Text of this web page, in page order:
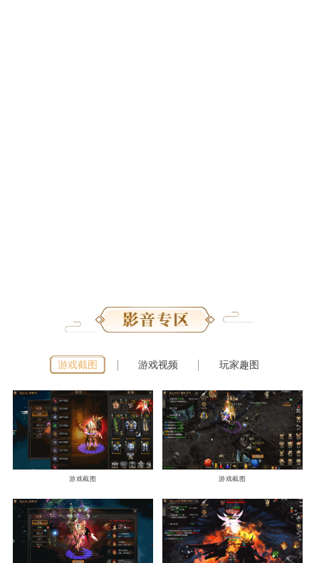
游戏截图 游戏视频 玩家趣图
游戏截图 游戏截图